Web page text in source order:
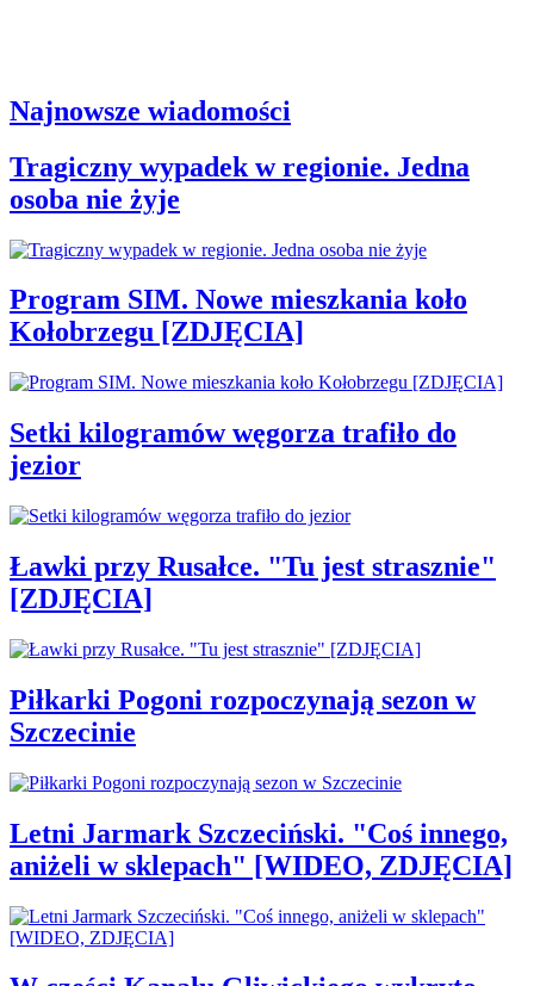
Najnowsze wiadomości
Tragiczny wypadek w regionie. Jedna
osoba nie żyje
Program SIM. Nowe mieszkania koło
Kołobrzegu [ZDJĘCIA]
Setki kilogramów węgorza trafiło do
jezior
Ławki przy Rusałce. "Tu jest strasznie"
[ZDJĘCIA]
Piłkarki Pogoni rozpoczynają sezon w
Szczecinie
Letni Jarmark Szczeciński. "Coś innego,
aniżeli w sklepach" [WIDEO, ZDJĘCIA]